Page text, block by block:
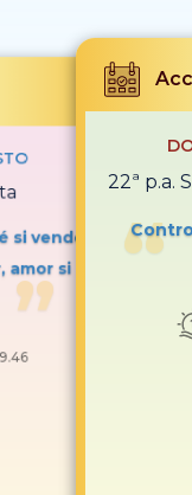
si vende
amor si
22ª p.a.